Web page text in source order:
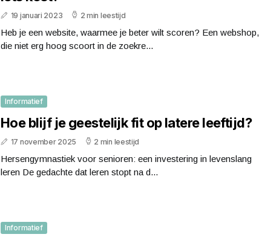
19 januari 2023 2 min leestijd
Heb je een website, waarmee je beter wilt scoren? Een webshop,
die niet erg hoog scoort in de zoekre...
Informatief
Hoe blijf je geestelijk fit op latere leeftijd?
17 november 2025 2 min leestijd
Hersengymnastiek voor senioren: een investering in levenslang
leren De gedachte dat leren stopt na d...
Informatief